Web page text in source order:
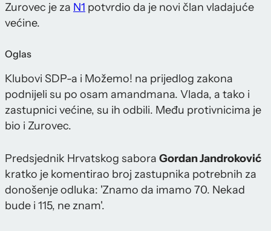
Zurovec je za N1 potvrdio da je novi član vladajuće
većine.
Oglas
Klubovi SDP-a i Možemo! na prijedlog zakona
podnijeli su po osam amandmana. Vlada, a tako i
zastupnici većine, su ih odbili. Među protivnicima je
bio i Zurovec.
Predsjednik Hrvatskog sabora Gordan Jandroković
kratko je komentirao broj zastupnika potrebnih za
donošenje odluka: 'Znamo da imamo 70. Nekad
bude i 115, ne znam'.